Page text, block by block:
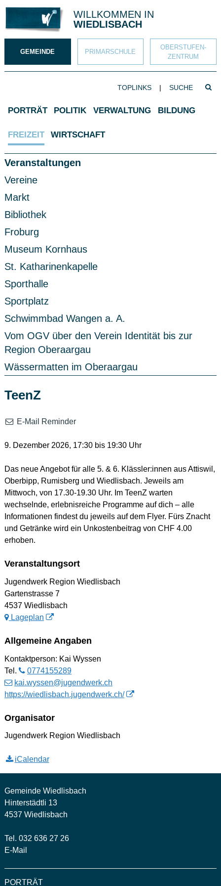
Direkt zum Inhalt springen
WILLKOMMEN IN
WIEDLISBACH
GEMEINDE PRIMAR­SCHULE
OBERSTUFEN­
ZENTRUM
SUCHBEGRIFF
TOPLINKS |
Hauptnavigation
PORTRÄT POLITIK VERWALTUNG BILDUNG
FREIZEIT WIRTSCHAFT
Subnavigation
Veranstaltungen
Vereine
Markt
Bibliothek
Froburg
Museum Kornhaus
St. Katharinenkapelle
Sporthalle
Sportplatz
Schwimmbad Wangen a. A.
Vom OGV über den Verein Identität bis zur
Region Oberaargau
Wässermatten im Oberaargau
TeenZ
E-Mail Reminder
9. Dezember 2026, 17:30 bis 19:30 Uhr
Das neue Angebot für alle 5. & 6. Klässler:innen aus Attiswil,
Oberbipp, Rumisberg und Wiedlisbach. Jeweils am
Mittwoch, von 17.30-19.30 Uhr. Im TeenZ warten
wechselnde, erlebnisreiche Programme auf dich – alle
Informationen findest du jeweils auf dem Flyer. Fürs Znacht
und Getränke wird ein Unkostenbeitrag von CHF 4.00
erhoben.
Veranstaltungsort
Jugendwerk Region Wiedlisbach
Gartenstrasse 7
4537 Wiedlisbach
Lageplan
Allgemeine Angaben
Kontaktperson: Kai Wyssen
Tel.
0774155289
kai.wyssen@jugendwerk.ch
https://wiedlisbach.jugendwerk.ch/
Organisator
Jugendwerk Region Wiedlisbach
iCalendar
Gemeinde Wiedlisbach
Hinterstädtli 13
4537 Wiedlisbach
Tel. 032 636 27 26
E-Mail
PORTRÄT